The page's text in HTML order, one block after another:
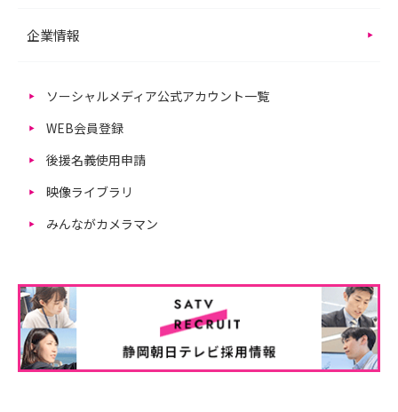
企業情報
ソーシャルメディア公式アカウント一覧
WEB会員登録
後援名義使用申請
映像ライブラリ
みんながカメラマン